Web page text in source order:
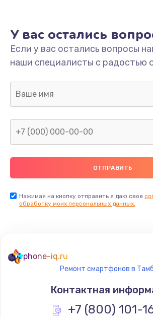
1045 руб.
Заказать
Заказать
Ремонт цепей
Заказать
2045 руб.
1090 руб.
Заказать
Замена видеочипа
У вас остались
Если у вас остались вопросы
наши специалисты с радостью
Нажимая на кнопку отправить я даю свое
обработку моих персональных данных.
phone-iq.ru
Ремонт смартфонов в
Контактная
+7 (800) 101-